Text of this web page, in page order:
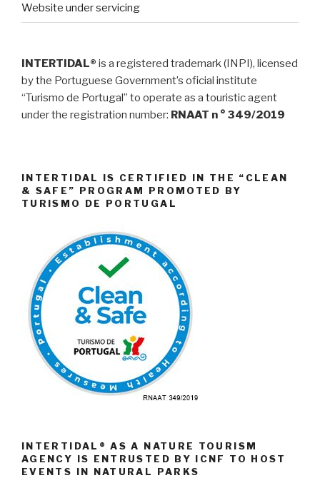
Website under servicing
INTERTIDAL® is a registered trademark (INPI), licensed
by the Portuguese Government’s oficial institute
“Turismo de Portugal” to operate as a touristic agent
under the registration number: RNAAT n ° 349/2019
INTERTIDAL IS CERTIFIED IN THE “CLEAN
& SAFE” PROGRAM PROMOTED BY
TURISMO DE PORTUGAL
INTERTIDAL® AS A NATURE TOURISM
AGENCY IS ENTRUSTED BY ICNF TO HOST
EVENTS IN NATURAL PARKS